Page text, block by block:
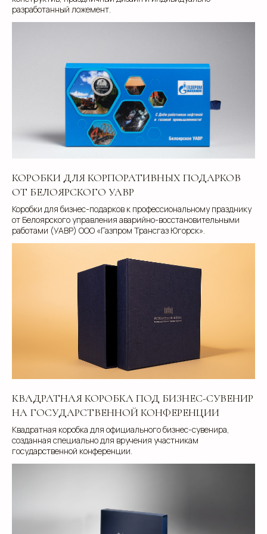
разработанный ложемент.
КОРОБКИ ДЛЯ КОРПОРАТИВНЫХ ПОДАРКОВ
ОТ БЕЛОЯРСКОГО УАВР
Коробки для бизнес-подарков к профессиональному празднику
от Белоярского управления аварийно-восстановительными
работами (УАВР) ООО «Газпром Трансгаз Югорск».
КВАДРАТНАЯ КОРОБКА ПОД БИЗНЕС-СУВЕНИР
НА ГОСУДАРСТВЕННОЙ КОНФЕРЕНЦИИ
Квадратная коробка для официального бизнес-сувенира,
созданная специально для вручения участникам
государственной конференции.